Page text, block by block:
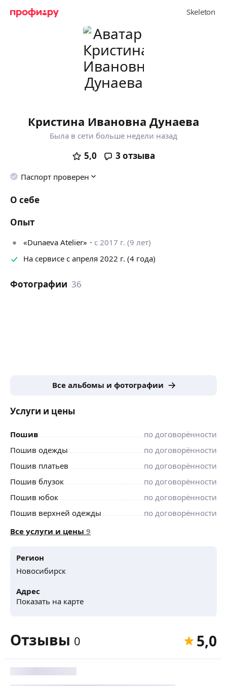
Кристина Ивановна Дунаева
Была в сети больше недели назад
5,0 3 отзыва
Паспорт проверен
О себе
Опыт
«Dunaeva Atelier»
с 2017 г. (9 лет)
На сервисе с апреля 2022 г. (4 года)
Фотографии 36
Все альбомы и фотографии
Услуги и цены
Пошив
по договорённости
Пошив одежды
по договорённости
Пошив платьев
по договорённости
Пошив блузок
по договорённости
Пошив юбок
по договорённости
Пошив верхней одежды
по договорённости
Все услуги и цены 9
Регион
Новосибирск
Адрес
Показать на карте
Отзывы 0 5,0